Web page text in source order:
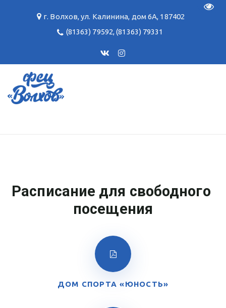
г. Волхов,ул. Калинина, дом 6А, 187402
(81363) 79592,(81363) 79331
Расписание для свободного
посещения
ДОМ СПОРТА «ЮНОСТЬ»